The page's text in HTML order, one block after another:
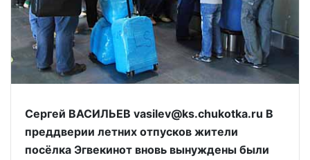
Сергей ВАСИЛЬЕВ vasilev@ks.chukotka.ru В
преддверии летних отпусков жители
посёлка Эгвекинот вновь вынуждены были